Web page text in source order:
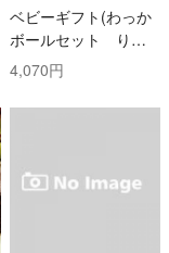
ベビーギフト(わっか
ボールセット りん
ご・しまりす)
4,070円